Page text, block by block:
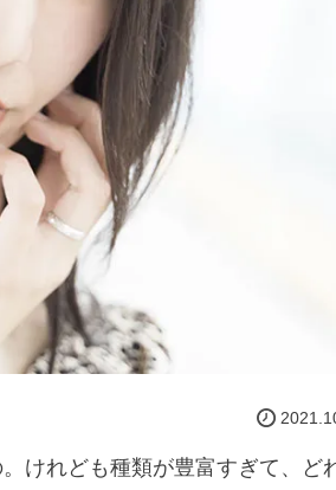
けれども種類が豊富すぎて、ど